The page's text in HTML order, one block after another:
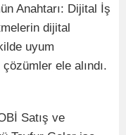
Anahtarı: Dijital İş
dijital
uyum
ele alındı.
Satış ve